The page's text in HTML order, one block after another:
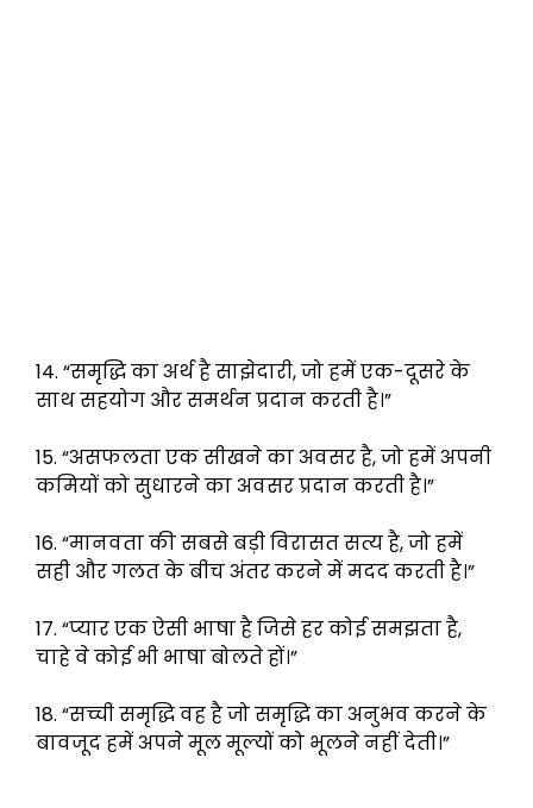
14. “समृद्धि का अर्थ है साझेदारी, जो हमें एक-दूसरे के
साथ सहयोग और समर्थन प्रदान करती है।”
15. “असफलता एक सीखने का अवसर है, जो हमें अपनी
कमियों को सुधारने का अवसर प्रदान करती है।”
16. “मानवता की सबसे बड़ी विरासत सत्य है, जो हमें
सही और गलत के बीच अंतर करने में मदद करती है।”
17. “प्यार एक ऐसी भाषा है जिसे हर कोई समझता है,
चाहे वे कोई भी भाषा बोलते हों।”
18. “सच्ची समृद्धि वह है जो समृद्धि का अनुभव करने के
बावजूद हमें अपने मूल मूल्यों को भूलने नहीं देती।”